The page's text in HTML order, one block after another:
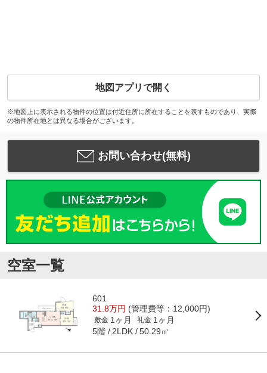
地図アプリで開く
※地図上に表示される物件の位置は付近住所に所在することを表すものであり、実際
の物件所在地とは異なる場合がございます。
お問い合わせ(無料)
空室一覧
601
31.8万円 (管理費等：12,000円)
敷金 1ヶ月 礼金 1ヶ月
5階 2LDK 50.29㎡